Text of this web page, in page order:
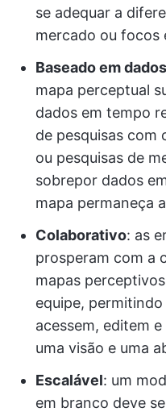
se adequar a
mercado ou focos
Baseado em dados
mapa perceptual
dados em tempo
de pesquisas com
ou pesquisas de
sobrepor dados
mapa permaneça
Colaborativo: as
prosperam com a
mapas
equipe,
acessem, editem
uma visão e uma
Escalável: um
em branco deve